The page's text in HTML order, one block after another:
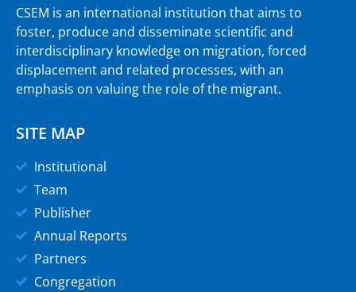
CSEM is an international institution that aims to
foster, produce and disseminate scientific and
interdisciplinary knowledge on migration, forced
displacement and related processes, with an
emphasis on valuing the role of the migrant.
SITE MAP
Institutional
Team
Publisher
Annual Reports
Partners
Congregation